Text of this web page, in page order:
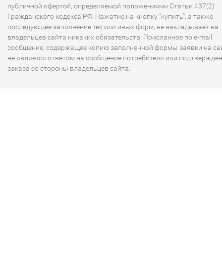
публичной офертой, определяемой положениями Статьи 437(2)
Гражданского кодекса РФ. Нажатие на кнопку "купить", а также
последующее заполнение тех или иных форм, не накладывает на
владельцев сайта никаких обязательств. Присланное по e-mail
сообщение, содержащее копию заполненной формы заявки на
не является ответом на сообщение потребителя или
заказа со стороны владельцев сайта.